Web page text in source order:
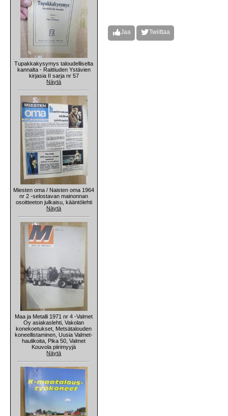
Tupakkakysymys taloudelliselta
kannalta - Raittiuden Ystävien
kirjasia II sarja nr 57
Näytä
Miesten oma / Naisten oma 1964
nr 2 -selostavan mainonnan
osoitteeton julkaisu, kääntölehti
Näytä
Maa ja Metalli 1971 nr 4 -Valmet
Oy asiakaslehti, Vakolan
konekoetukset, Metsätalouden
koneellistaminen, Uusia Valmet-
haulikoita, Pika 50, Valmet
Kouvola piirimyyjä
Näytä
Jaa Twiittaa